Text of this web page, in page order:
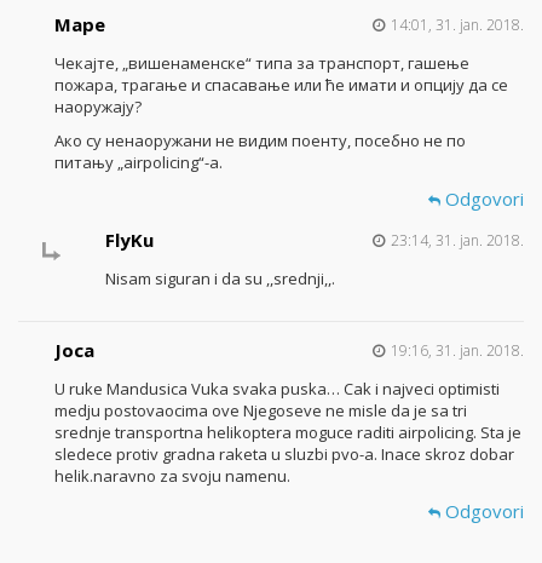
Маре 14:01, 31. jan. 2018.
Чекајте, „вишенаменске“ типа за транспорт, гашење
пожара, трагање и спасавање или ће имати и опцију да се
наоружају?
Ако су ненаоружани не видим поенту, посебно не по
питању „airpolicing“-a.
Odgovori
FlyKu
23:14, 31. jan. 2018.
Nisam siguran i da su ,,srednji,,.
Joca 19:16, 31. jan. 2018.
U ruke Mandusica Vuka svaka puska… Cak i najveci optimisti
medju postovaocima ove Njegoseve ne misle da je sa tri
srednje transportna helikoptera moguce raditi airpolicing. Sta je
sledece protiv gradna raketa u sluzbi pvo-a. Inace skroz dobar
helik.naravno za svoju namenu.
Odgovori